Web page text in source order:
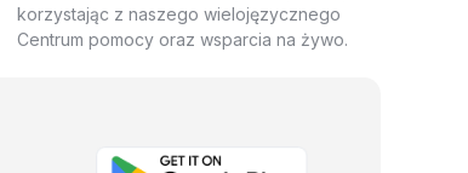
korzystając z naszego wielojęzycznego
Centrum pomocy oraz wsparcia na żywo.